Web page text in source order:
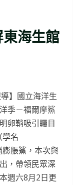
海生館
】國立海洋生
季－福爾摩鯊
卵鞘吸引矚目
名
膨脹鯊，本次與
，帶領民眾深
週六8月2日更